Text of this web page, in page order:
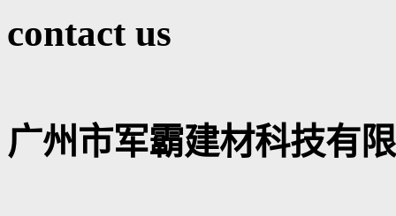
contact us
广州市军霸建材科技有